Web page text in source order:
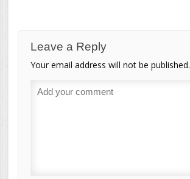
Leave a Reply
Your email address will not be published.